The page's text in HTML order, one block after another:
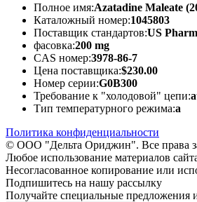
Полное имя:Azatadine Maleate
Каталожный номер:1045803
Поставщик стандартов:US
фасовка:200 mg
CAS номер:3978-86-7
Цена поставщика:$230.00
Номер серии:G0B300
Требование к "холодовой" цепи:
Тип температурного режима:a
Политика конфиденциальности
© ООО "Дельта Ориджин". Все права
Любое использование материалов
Несогласованное копирование или
Подпишитесь на нашу рассылку
Получайте специальные предложения